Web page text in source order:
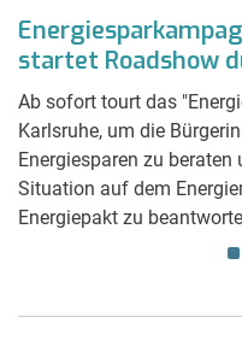
startet Roadshow
Ab sofort tourt das
Karlsruhe, um die
Energiesparen zu
Situation auf dem
Energiepakt zu